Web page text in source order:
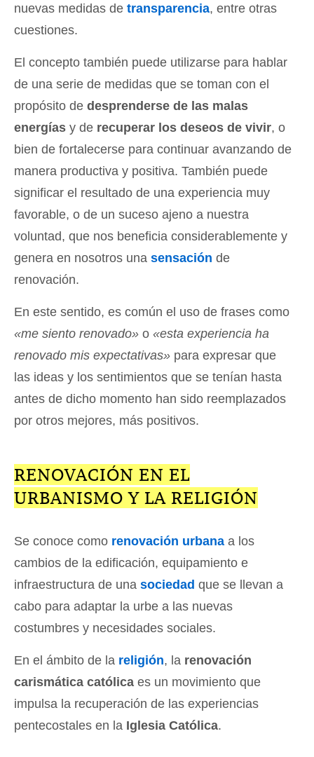
nuevas medidas de transparencia, entre otras
cuestiones.
El concepto también puede utilizarse para hablar
de una serie de medidas que se toman con el
propósito de desprenderse de las malas
energías y de recuperar los deseos de vivir, o
bien de fortalecerse para continuar avanzando de
manera productiva y positiva. También puede
significar el resultado de una experiencia muy
favorable, o de un suceso ajeno a nuestra
voluntad, que nos beneficia considerablemente y
genera en nosotros una sensación de
renovación.
En este sentido, es común el uso de frases como
«me siento renovado» o «esta experiencia ha
renovado mis expectativas» para expresar que
las ideas y los sentimientos que se tenían hasta
antes de dicho momento han sido reemplazados
por otros mejores, más positivos.
RENOVACIÓN EN EL
URBANISMO Y LA RELIGIÓN
Se conoce como renovación urbana a los
cambios de la edificación, equipamiento e
infraestructura de una sociedad que se llevan a
cabo para adaptar la urbe a las nuevas
costumbres y necesidades sociales.
En el ámbito de la religión, la renovación
carismática católica es un movimiento que
impulsa la recuperación de las experiencias
pentecostales en la Iglesia Católica.